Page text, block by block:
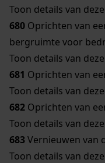
Toon details van
680 Oprichten van
bergruimte voor
Toon details van
681 Oprichten van
Toon details van
682 Oprichten van
Toon details van
683Vernieuwen van
Toon details van